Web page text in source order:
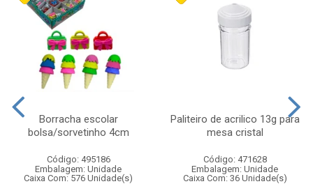
Borracha escolar
bolsa/sorvetinho 4cm
Código: 495186
Embalagem: Unidade
Caixa Com: 576 Unidade(s)
Paliteiro de acrilico 13g para
mesa cristal
Código: 471628
Embalagem: Unidade
Caixa Com: 36 Unidade(s)